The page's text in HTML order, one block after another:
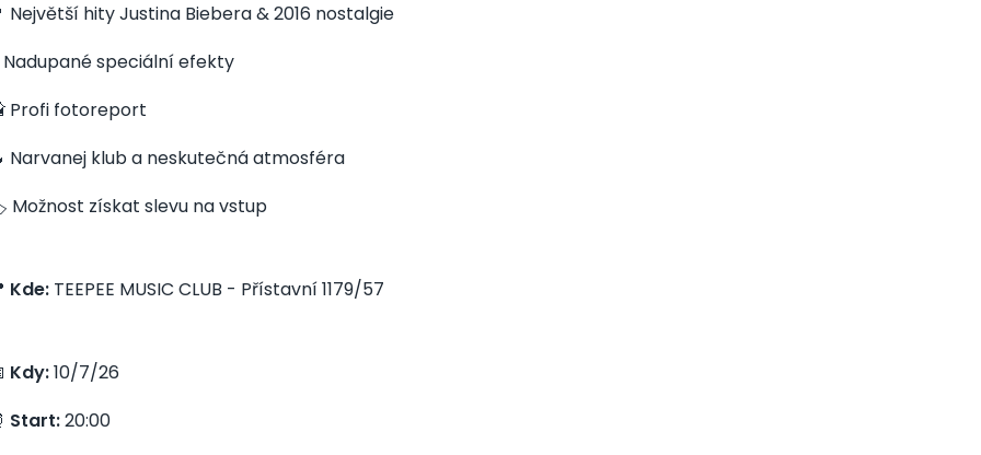
Největší hity Justina Biebera & 2016 nostalgie
Nadupané speciální efekty
Profi fotoreport
Narvanej klub a neskutečná atmosféra
Možnost získat slevu na vstup
Kde: TEEPEE MUSIC CLUB - Přístavní 1179/57
Kdy:10/7/26
Start:20:00